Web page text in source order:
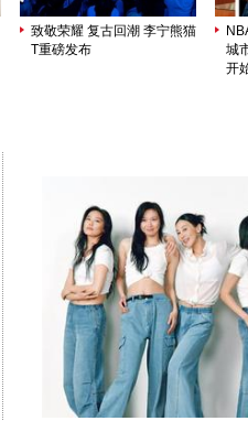
致敬荣耀 复古回潮 李宁熊猫
T重磅发布
城
开